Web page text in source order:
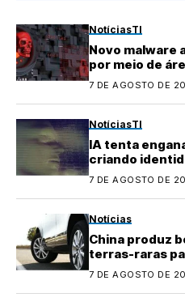
NotíciasTI
Novo malware
por meio de
7 DE AGOSTO DE
NotíciasTI
IA tenta
criando
testes
7 DE AGOSTO DE
Notícias
China produz
terras-raras
elétricos
7 DE AGOSTO DE